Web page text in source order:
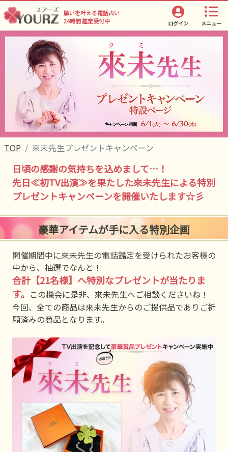
メニュー
願いを叶える電話占い
24時間 鑑定受付中
ログイン
TOP 來未先生プレゼントキャンペーン
日頃の感謝の気持ちを込めまして…！
先日≪初TV出演≫を果たした來未先生による特別
プレゼントキャンペーンを開催いたします☆彡
豪華アイテムが手に入る特別企画
開催期間中に來未先生の電話鑑定を受けられたお客様の
中から、抽選でなんと！
合計【21名様】へ特別なプレゼントが当たりま
す。 この機会に是非、來未先生へご相談くださいね！
今回、全ての商品は來未先生からのご提供品でありご祈
願済みの商品となります。